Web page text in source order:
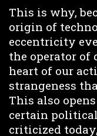
This is why,
origin of
eccentricity
the operator of
heart of our
strangeness
This also
certain
criticized